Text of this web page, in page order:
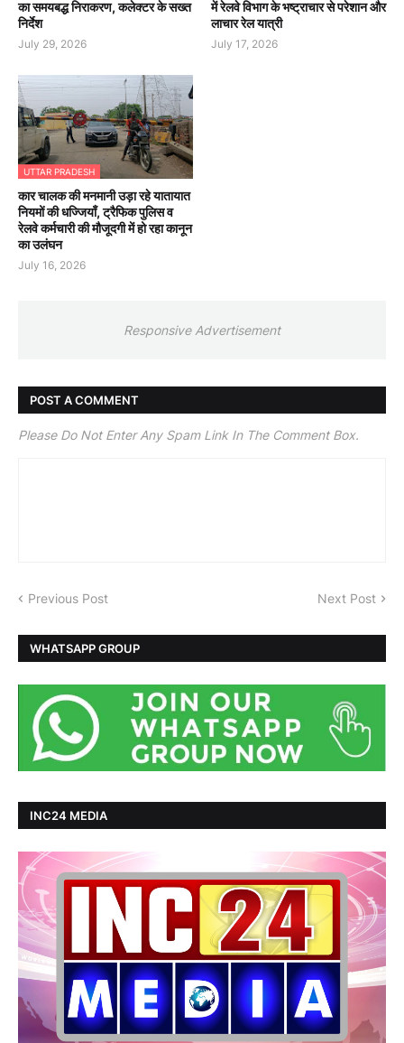
का समयबद्ध निराकरण, कलेक्टर के सख्त
निर्देश
July 29, 2026
में रेलवे विभाग के भष्ट्राचार से परेशान और
लाचार रेल यात्री
July 17, 2026
UTTAR PRADESH
कार चालक की मनमानी उड़ा रहे यातायात
नियमों की धज्जियाँ, ट्रैफिक पुलिस व
रेलवे कर्मचारी की मौजूदगी में हो रहा कानून
का उलंघन
July 16, 2026
Responsive Advertisement
POST A COMMENT
Please Do Not Enter Any Spam Link In The Comment Box.
Previous Post Next Post
WHATSAPP GROUP
INC24 MEDIA